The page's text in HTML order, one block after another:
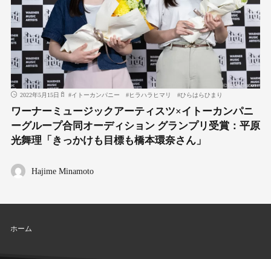
2022年5月15日 #イトーカンパニー #ヒラハラヒマリ #ひらはらひまり
ワーナーミュージックアーティスツ×イトーカンパニ
ーグループ合同オーディション グランプリ受賞：平原
光舞理「きっかけも目標も橋本環奈さん」
Hajime Minamoto
ホーム